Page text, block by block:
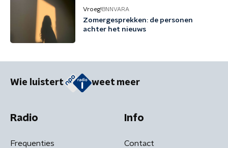
Vroeg! BNNVARA
Zomergesprekken: de personen
achter het nieuws
Wie luistert weet meer
Radio
Frequenties
Info
Contact